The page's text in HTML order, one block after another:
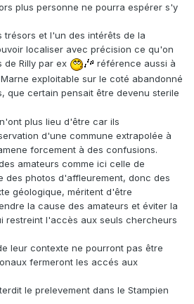
plus personne ne pourra espérer s'y
trésors et l'un des intérêts de la
localiser avec précision ce qu'on
de Rilly par ex
référence aussi à
exploitable sur le coté abandonné
que certain pensait être devenu sterile
plus lieu d'être car ils
d'une commune extrapolée à
forcement à des confusions.
amateurs comme ici celle de
des photos d'affleurement, donc des
géologique, méritent d'être
la cause des amateurs et éviter la
restreint l'accès aux seuls chercheurs
leur contexte ne pourront pas être
fermeront les accés aux
le prelevement dans le Stampien